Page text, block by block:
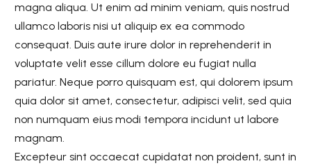
magna aliqua. Ut enim ad minim veniam, quis nostrud
ullamco laboris nisi ut aliquip ex ea commodo
consequat. Duis aute irure dolor in reprehenderit in
voluptate velit esse cillum dolore eu fugiat nulla
pariatur. Neque porro quisquam est, qui dolorem ipsum
quia dolor sit amet, consectetur, adipisci velit, sed quia
non numquam eius modi tempora incidunt ut labore
magnam.
Excepteur sint occaecat cupidatat non proident, sunt in